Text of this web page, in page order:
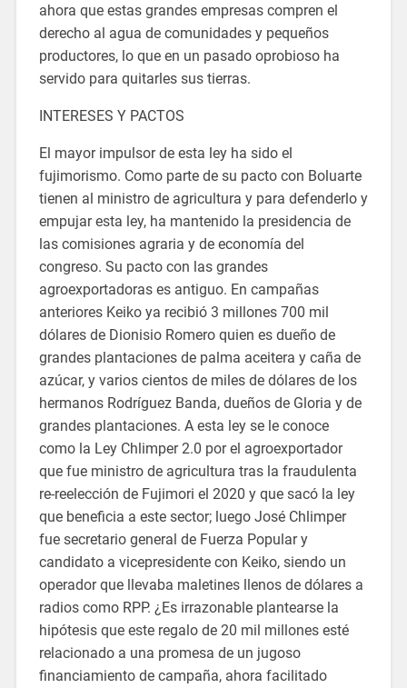
ahora que estas grandes empresas compren el
derecho al agua de comunidades y pequeños
productores, lo que en un pasado oprobioso ha
servido para quitarles sus tierras.
INTERESES Y PACTOS
El mayor impulsor de esta ley ha sido el
fujimorismo. Como parte de su pacto con Boluarte
tienen al ministro de agricultura y para defenderlo y
empujar esta ley, ha mantenido la presidencia de
las comisiones agraria y de economía del
congreso. Su pacto con las grandes
agroexportadoras es antiguo. En campañas
anteriores Keiko ya recibió 3 millones 700 mil
dólares de Dionisio Romero quien es dueño de
grandes plantaciones de palma aceitera y caña de
azúcar, y varios cientos de miles de dólares de los
hermanos Rodríguez Banda, dueños de Gloria y de
grandes plantaciones. A esta ley se le conoce
como la Ley Chlimper 2.0 por el agroexportador
que fue ministro de agricultura tras la fraudulenta
re-reelección de Fujimori el 2020 y que sacó la ley
que beneficia a este sector; luego José Chlimper
fue secretario general de Fuerza Popular y
candidato a vicepresidente con Keiko, siendo un
operador que llevaba maletines llenos de dólares a
radios como RPP. ¿Es irrazonable plantearse la
hipótesis que este regalo de 20 mil millones esté
relacionado a una promesa de un jugoso
financiamiento de campaña, ahora facilitado